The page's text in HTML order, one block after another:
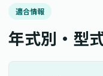
適合情報
年式別・型